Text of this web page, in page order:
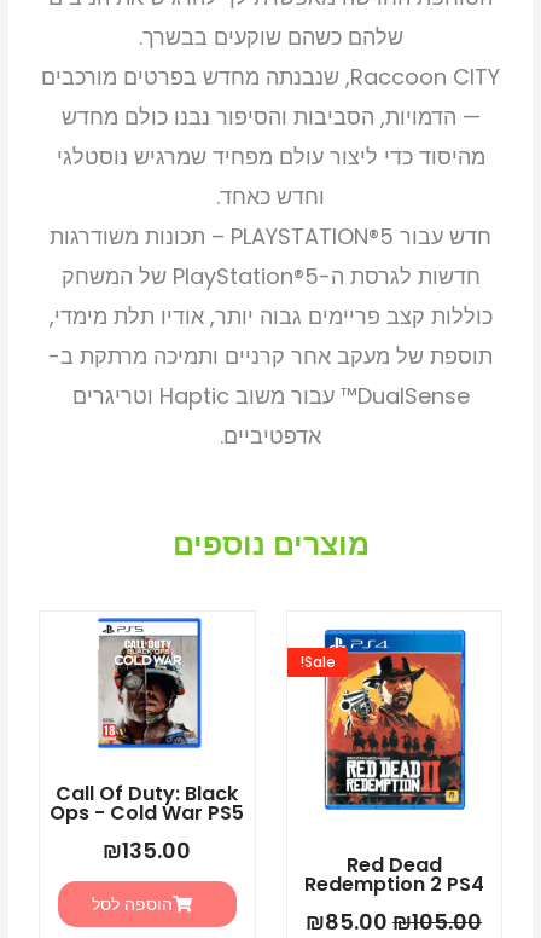
שלהם כשהם שוקעים בבשרך.
Raccoon CITY, שנבנתה מחדש בפרטים מורכבים
— הדמויות, הסביבות והסיפור נבנו כולם מחדש
מהיסוד כדי ליצור עולם מפחיד שמרגיש נוסטלגי
וחדש כאחד.
חדש עבור PLAYSTATION®5 – תכונות משודרגות
חדשות לגרסת ה-PlayStation®5 של המשחק
כוללות קצב פריימים גבוה יותר, אודיו תלת מימדי,
תוספת של מעקב אחר קרניים ותמיכה מרתקת ב-
DualSense™ עבור משוב Haptic וטריגרים
אדפטיביים.
מוצרים נוספים
Red Dead
Redemption 2 PS4
Sale!
₪105.00
המחיר
המקורי
היה:
₪105.00.
₪85.00
הנוכחי
הוא:
Call Of Duty: Black
Ops - Cold War PS5
₪135.00
הוספה לסל